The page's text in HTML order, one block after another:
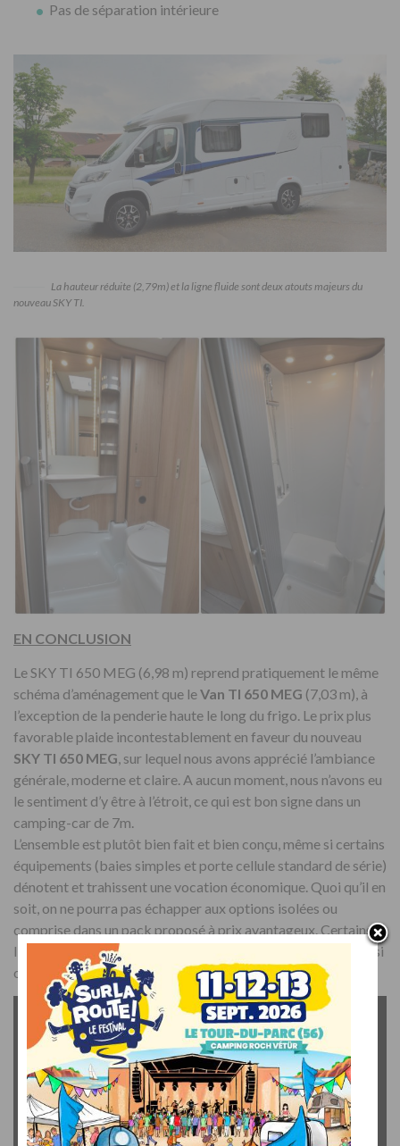
Pas de séparation intérieure
La hauteur réduite (2,79m) et la ligne fluide sont deux atouts majeurs du
nouveau SKY TI.
EN CONCLUSION
Le SKY TI 650 MEG (6,98 m) reprend pratiquement le même
schéma d’aménagement que leVan TI 650 MEG (7,03 m), à
l’exception de la penderie haute le long du frigo. Le prix plus
favorable plaide incontestablement en faveur du nouveau
SKY TI 650 MEG, sur lequel nous avons apprécié l’ambiance
générale, moderne et claire. A aucun moment, nous n’avons eu
le sentiment d’y être à l’étroit, ce qui est bon signe dans un
camping-car de 7m.
L’ensemble est plutôt bien fait et bien conçu, même si certains
équipements (baies simples et porte cellule standard de série)
dénotent et trahissent une vocation économique. Quoi qu’il en
soit, on ne pourra pas échapper aux options isolées ou
comprise dans un pack proposé à prix avantageux. Certains, à
l’image du pack Fiat, sont d’ailleurs vivement recommandés si
on ne veut pas allonger le délai de livraison de 3 à 6 mois…